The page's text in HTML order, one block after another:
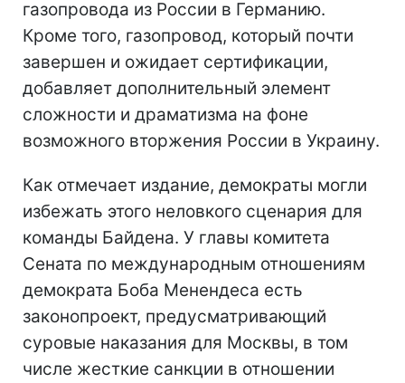
газопровода из России в Германию.
Кроме того, газопровод, который почти
завершен и ожидает сертификации,
добавляет дополнительный элемент
сложности и драматизма на фоне
возможного вторжения России в Украину.
Как отмечает издание, демократы могли
избежать этого неловкого сценария для
команды Байдена. У главы комитета
Сената по международным отношениям
демократа Боба Менендеса есть
законопроект, предусматривающий
суровые наказания для Москвы, в том
числе жесткие санкции в отношении